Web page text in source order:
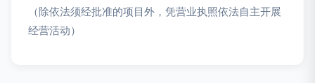
（除依法须经批准的项目外，凭营业执照依法自主开展
经营活动）